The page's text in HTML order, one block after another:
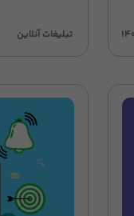
تبلیغات آنلاین